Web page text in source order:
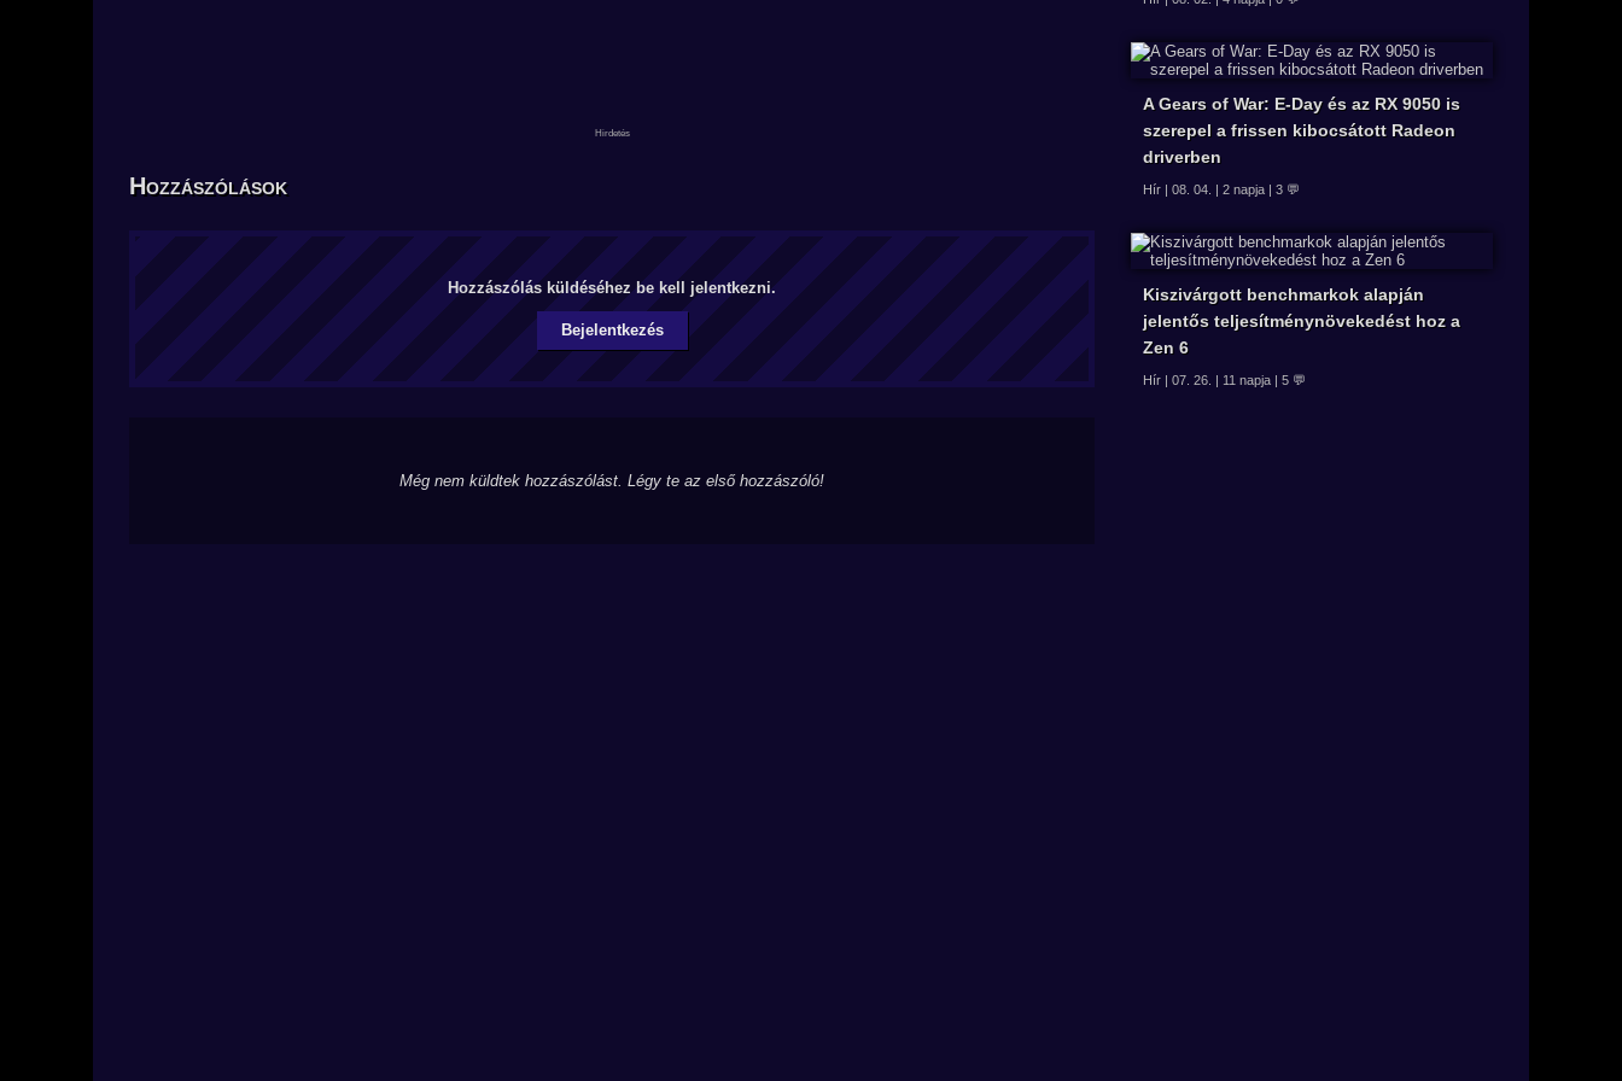
Hozzászólások
Hozzászólás küldéséhez be kell jelentkezni.
Bejelentkezés
Még nem küldtek hozzászólást. Légy te az első hozzászóló!
A Gears of War: E-Day és az RX 9050 is
szerepel a frissen kibocsátott Radeon
driverben
Hír | 08. 04. | 2 napja | 3 💬
Kiszivárgott benchmarkok alapján
jelentős teljesítménynövekedést hoz a
Zen 6
Hír | 07. 26. | 11 napja | 5 💬